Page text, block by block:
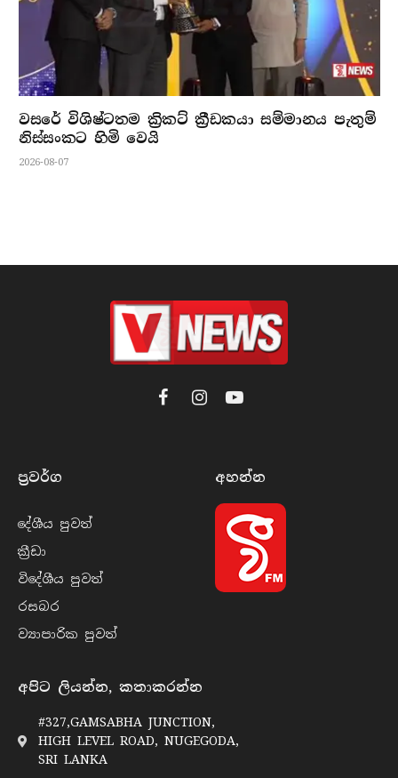
වසරේ විශිෂ්ටතම ක්‍රිකට් ක්‍රීඩකයා සම්මානය පැතුම්
නිස්සංකට හිමි වෙයි
2026-08-07
FacebookInstagramYouTube
ප්‍රවර්​ග
දේශීය පුව​ත්
ක්‍රී​ඩා
විදේශීය පුව​ත්
රසබ​ර
ව්‍යාපාරික පුව​ත්
අහන්​න
අපිට ලියන්න, කතාකරන්න
#327,GAMSABHA JUNCTION,
HIGH LEVEL ROAD, NUGEGODA,
SRI LANKA